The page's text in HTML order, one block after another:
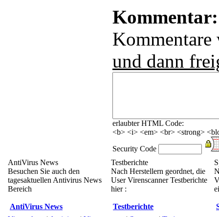
Kommentar:
und dann
erlaubter HTML Code:
<b> <i> <em> <br> <strong>
Security Code
AntiVirus News
Besuchen Sie auch den
tagesaktuellen Antivirus News
Bereich
AntiVirus News
Testberichte
Nach Herstellern geordnet, die
User Virenscanner Testberichte
hier :
Testberichte